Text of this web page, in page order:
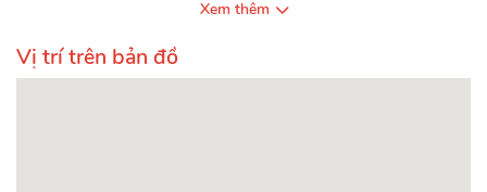
Xem thêm
Vị trí trên bản đồ